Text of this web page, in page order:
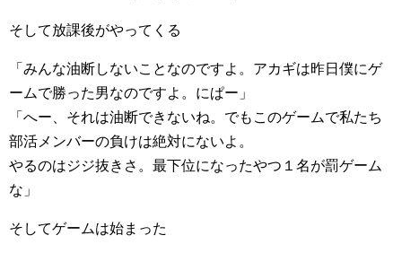
そして放課後がやってくる
「みんな油断しないことなのですよ。アカギは昨日僕にゲ
ームで勝った男なのですよ。にぱー」
「へー、それは油断できないね。でもこのゲームで私たち
部活メンバーの負けは絶対にないよ。
やるのはジジ抜きさ。最下位になったやつ１名が罰ゲーム
な」
そしてゲームは始まった